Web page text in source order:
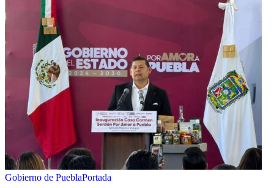
Gobierno de PueblaPortada